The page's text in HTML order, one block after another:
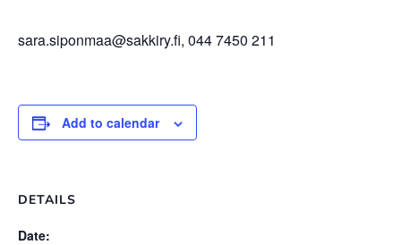
sara.siponmaa@sakkiry.fi, 044 7450 211
Add to calendar
DETAILS
Date: